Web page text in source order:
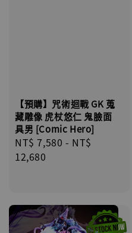
【預購】咒術迴戰 GK 蒐
藏雕像 虎杖悠仁 鬼臉面
具男 [Comic Hero]
Regular
price
NT$ 7,580 - NT$
12,680